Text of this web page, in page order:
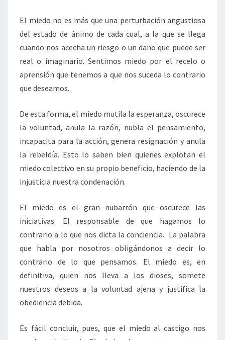
El miedo no es más que una perturbación angustiosa
del estado de ánimo de cada cual, a la que se llega
cuando nos acecha un riesgo o un daño que puede ser
real o imaginario. Sentimos miedo por el recelo o
aprensión que tenemos a que nos suceda lo contrario
que deseamos.
De esta forma, el miedo mutila la esperanza, oscurece
la voluntad, anula la razón, nubla el pensamiento,
incapacita para la acción, genera resignación y anula
la rebeldía. Esto lo saben bien quienes explotan el
miedo colectivo en su propio beneficio, haciendo de la
injusticia nuestra condenación.
El miedo es el gran nubarrón que oscurece las
iniciativas. El responsable de que hagamos lo
contrario a lo que nos dicta la conciencia. La palabra
que habla por nosotros obligándonos a decir lo
contrario de lo que pensamos. El miedo es, en
definitiva, quien nos lleva a los dioses, somete
nuestros deseos a la voluntad ajena y justifica la
obediencia debida.
Es fácil concluir, pues, que el miedo al castigo nos